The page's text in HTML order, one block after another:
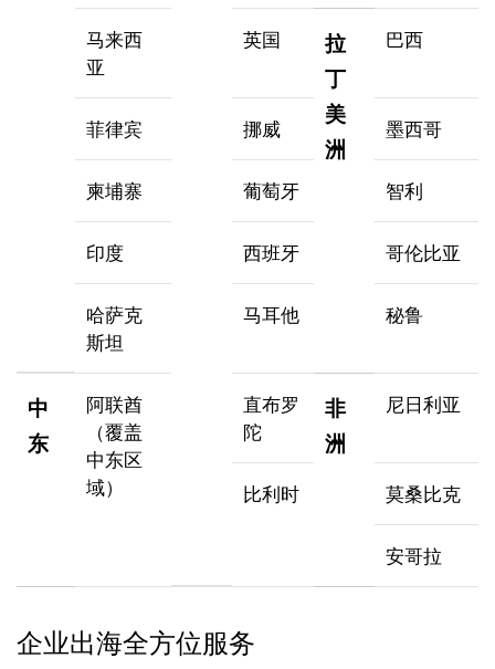
马来西
亚
英国
拉
丁
美
洲
巴西
菲律宾 挪威 墨西哥
柬埔寨 葡萄牙 智利
印度 西班牙 哥伦比亚
哈萨克
斯坦
马耳他 秘鲁
中
东
阿联酋
（覆盖
中东区
域）
直布罗
陀
非
洲
尼日利亚
比利时 莫桑比克
安哥拉
企业出海全方位服务